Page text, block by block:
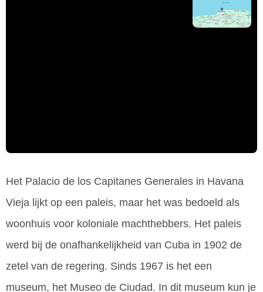
Het Palacio de los Capitanes Generales in Havana
Vieja lijkt op een paleis, maar het was bedoeld als
woonhuis voor koloniale machthebbers. Het paleis
werd bij de onafhankelijkheid van Cuba in 1902 de
zetel van de regering. Sinds 1967 is het een
museum, het Museo de Ciudad. In dit museum kun je